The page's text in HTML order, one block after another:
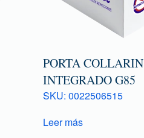
PORTA COLLARIN
INTEGRADO G85
SKU: 0022506515
Leer más